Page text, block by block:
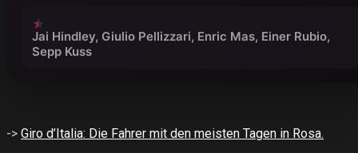
Jai Hindley, Giulio Pellizzari, Enric Mas, Einer Rubio,
Sepp Kuss
-> Giro d’Italia: Die Fahrer mit den meisten Tagen in Rosa.